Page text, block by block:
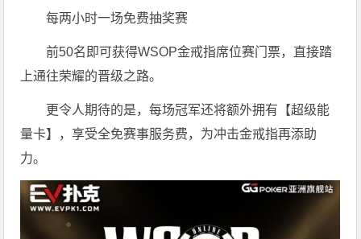
每两小时一场免费抽奖赛
前50名即可获得WSOP金戒指席位赛门票，直接踏
上通往荣耀的晋级之路。
更令人期待的是，每场冠军还将额外拥有【超级能
量卡】，享受全免赛事服务费，为冲击金戒指再添助
力。